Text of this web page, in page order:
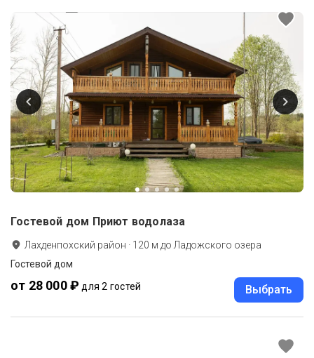
Гостевой дом Приют водолаза
Лахденпохский район · 120 м доЛадожского озера
Гостевой дом
от 28 000 ₽ для 2 гостей Выбрать